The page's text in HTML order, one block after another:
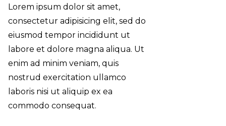
Lorem ipsum dolor sit amet,
consectetur adipisicing elit, sed do
eiusmod tempor incididunt ut
labore et dolore magna aliqua. Ut
enim ad minim veniam, quis
nostrud exercitation ullamco
laboris nisi ut aliquip ex ea
commodo consequat.